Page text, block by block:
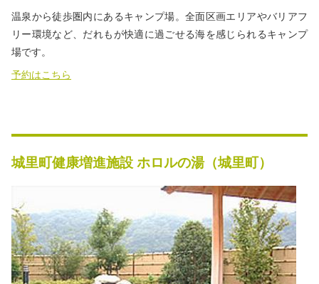
温泉から徒歩圏内にあるキャンプ場。全面区画エリアやバリアフ
リー環境など、だれもが快適に過ごせる海を感じられるキャンプ
場です。
予約はこちら
城里町健康増進施設 ホロルの湯（城里町）